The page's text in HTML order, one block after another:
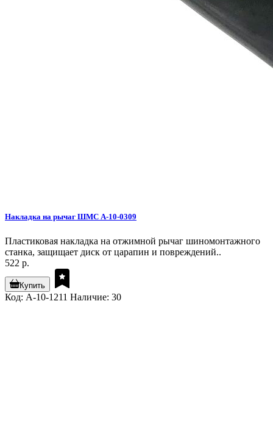
Накладка на рычаг ШМС A-10-0309
Пластиковая накладка на отжимной рычаг шиномонтажного
станка, защищает диск от царапин и повреждений..
522 р.
Купить
Код: A-10-1211 Наличие: 30